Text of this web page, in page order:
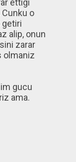
ettigi
o
getiri
alip, onun
zarar
olmaniz
gucu
ama.